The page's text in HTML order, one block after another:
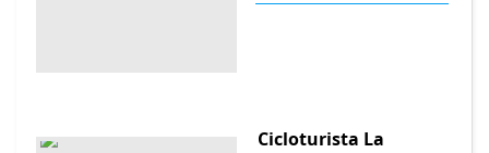
Cicloturista La